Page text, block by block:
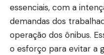
essenciais, com a
demandas dos
operação dos ônibus.
o esforço para evitar a